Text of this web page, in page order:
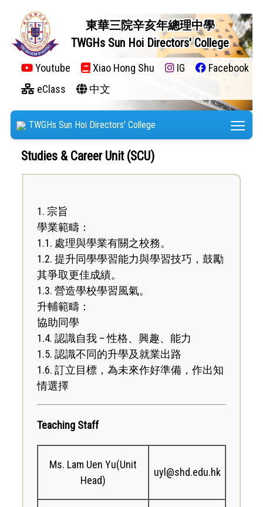
東華三院辛亥年總理中學
TWGHs Sun Hoi Directors' College
Youtube Xiao Hong Shu IG
Facebook
eClass
中文
TWGHs Sun Hoi Directors' College
Studies & Career Unit (SCU)
1. 宗旨
學業範疇：
1.1. 處理與學業有關之校務。
1.2. 提升同學學習能力與學習技巧，鼓勵
其爭取更佳成績。
1.3. 營造學校學習風氣。
升輔範疇：
協助同學
1.4. 認識自我 – 性格、興趣、能力
1.5. 認識不同的升學及就業出路
1.6. 訂立目標，為未來作好準備，作出知
情選擇
Teaching Staff
Ms. Lam Uen Yu(Unit
Head)
uyl@shd.edu.hk